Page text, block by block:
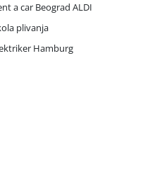
a car Beograd ALDI
plivanja
Hamburg